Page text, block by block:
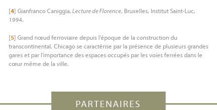
[4] Gianfranco Caniggia,Lecture de Florence, Bruxelles, Institut Saint-Luc,
1994.
[5] Grand nœud ferroviaire depuis l’époque de la construction du
transcontinental, Chicago se caractérise par la présence de plusieurs grandes
gares et par l’importance des espaces occupés par les voies ferrées dans le
cœur même de la ville.
PARTENAIRES